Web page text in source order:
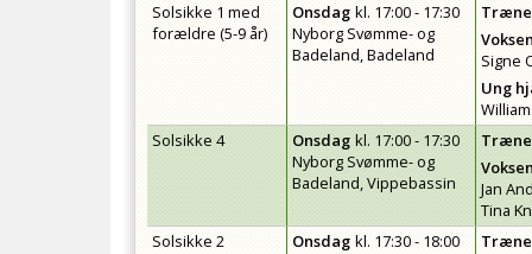
Solsikke 1 med
forældre (5-9 år)
Onsdag kl. 17:00 - 17:30
Nyborg Svømme- og
Badeland, Badeland
Signe
Ung
Solsikke 4
Onsdag kl. 17:00 - 17:30
Nyborg Svømme- og
Badeland, Vippebassin
Jan
Tina
Solsikke 2
Onsdag kl. 17:30 - 18:00